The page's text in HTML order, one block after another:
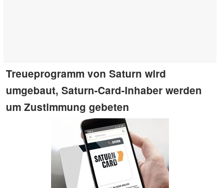
Treueprogramm von Saturn wird
umgebaut, Saturn-Card-Inhaber werden
um Zustimmung gebeten